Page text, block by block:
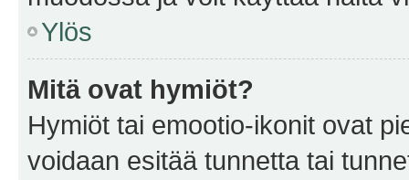
Ylös
Mitä ovat hymiöt?
Hymiöt tai emootio-ikonit ovat
voidaan esitää tunnetta tai